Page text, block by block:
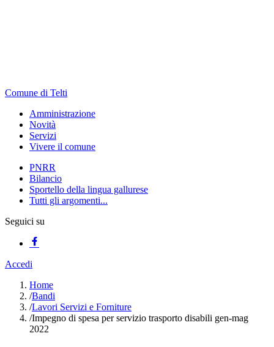
Comune di Telti
Amministrazione
Novità
Servizi
Vivere il comune
PNRR
Bilancio
Sportello della lingua gallurese
Tutti gli argomenti...
Seguici su
Accedi
Home
/Bandi
/Lavori Servizi e Forniture
/Impegno di spesa per servizio trasporto disabili gen-mag
2022